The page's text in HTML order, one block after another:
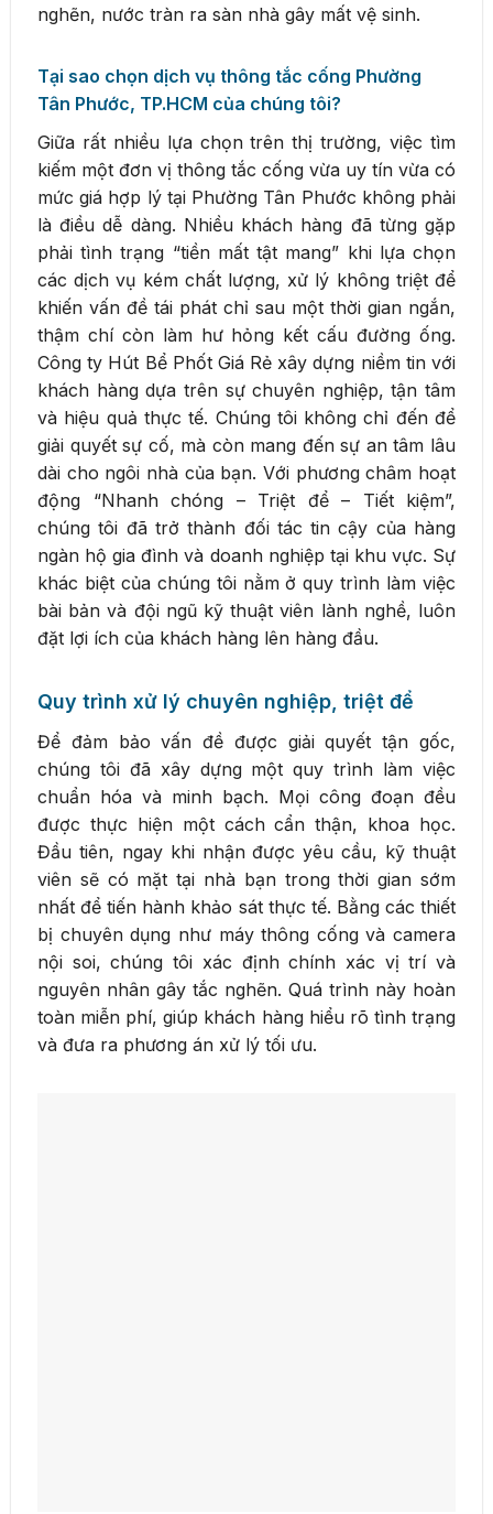
nghẽn, nước tràn ra sàn nhà gây mất vệ sinh.
Tại sao chọn dịch vụ thông tắc cống Phường
Tân Phước, TP.HCM của chúng tôi?
Giữa rất nhiều lựa chọn trên thị trường, việc tìm
kiếm một đơn vị thông tắc cống vừa uy tín vừa có
mức giá hợp lý tại Phường Tân Phước không phải
là điều dễ dàng. Nhiều khách hàng đã từng gặp
phải tình trạng “tiền mất tật mang” khi lựa chọn
các dịch vụ kém chất lượng, xử lý không triệt để
khiến vấn đề tái phát chỉ sau một thời gian ngắn,
thậm chí còn làm hư hỏng kết cấu đường ống.
Công ty Hút Bể Phốt Giá Rẻ xây dựng niềm tin với
khách hàng dựa trên sự chuyên nghiệp, tận tâm
và hiệu quả thực tế. Chúng tôi không chỉ đến để
giải quyết sự cố, mà còn mang đến sự an tâm lâu
dài cho ngôi nhà của bạn. Với phương châm hoạt
động “Nhanh chóng – Triệt để – Tiết kiệm”,
chúng tôi đã trở thành đối tác tin cậy của hàng
ngàn hộ gia đình và doanh nghiệp tại khu vực. Sự
khác biệt của chúng tôi nằm ở quy trình làm việc
bài bản và đội ngũ kỹ thuật viên lành nghề, luôn
đặt lợi ích của khách hàng lên hàng đầu.
Quy trình xử lý chuyên nghiệp, triệt để
Để đảm bảo vấn đề được giải quyết tận gốc,
chúng tôi đã xây dựng một quy trình làm việc
chuẩn hóa và minh bạch. Mọi công đoạn đều
được thực hiện một cách cẩn thận, khoa học.
Đầu tiên, ngay khi nhận được yêu cầu, kỹ thuật
viên sẽ có mặt tại nhà bạn trong thời gian sớm
nhất để tiến hành khảo sát thực tế. Bằng các thiết
bị chuyên dụng như máy thông cống và camera
nội soi, chúng tôi xác định chính xác vị trí và
nguyên nhân gây tắc nghẽn. Quá trình này hoàn
toàn miễn phí, giúp khách hàng hiểu rõ tình trạng
và đưa ra phương án xử lý tối ưu.